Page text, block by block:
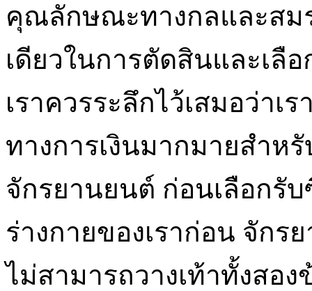
คุณลักษณะทางกลและสม
เดียวในการตัดสินและเลื
เราควรระลึกไว้เสมอว่าเ
ทางการเงินมากมายสำห
จักรยานยนต์ ก่อนเลือกรั
ร่างกายของเราก่อน จักร
ไม่สามารถวางเท้าทั้งสอ